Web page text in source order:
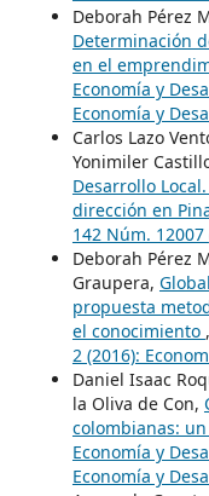
Deborah Pérez
Determinación
en el
Economía y
Economía y
Carlos Lazo
Yonimiler
Desarrollo
dirección en
142 Núm. 12007
Deborah Pérez
Graupera,
propuesta
el conocimiento ,
2 (2016):
Daniel Isaac
la Oliva de Con,
colombianas:
Economía y
Economía y